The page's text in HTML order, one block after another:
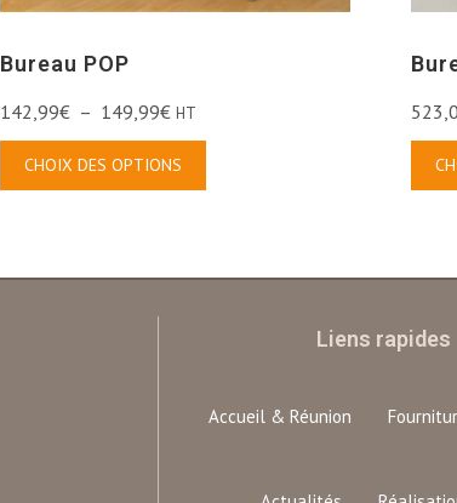
Bureau POP
142,99€ – 149,99€ HT
CHOIX DES OPTIONS
Liens rapides
Accueil & Réunion